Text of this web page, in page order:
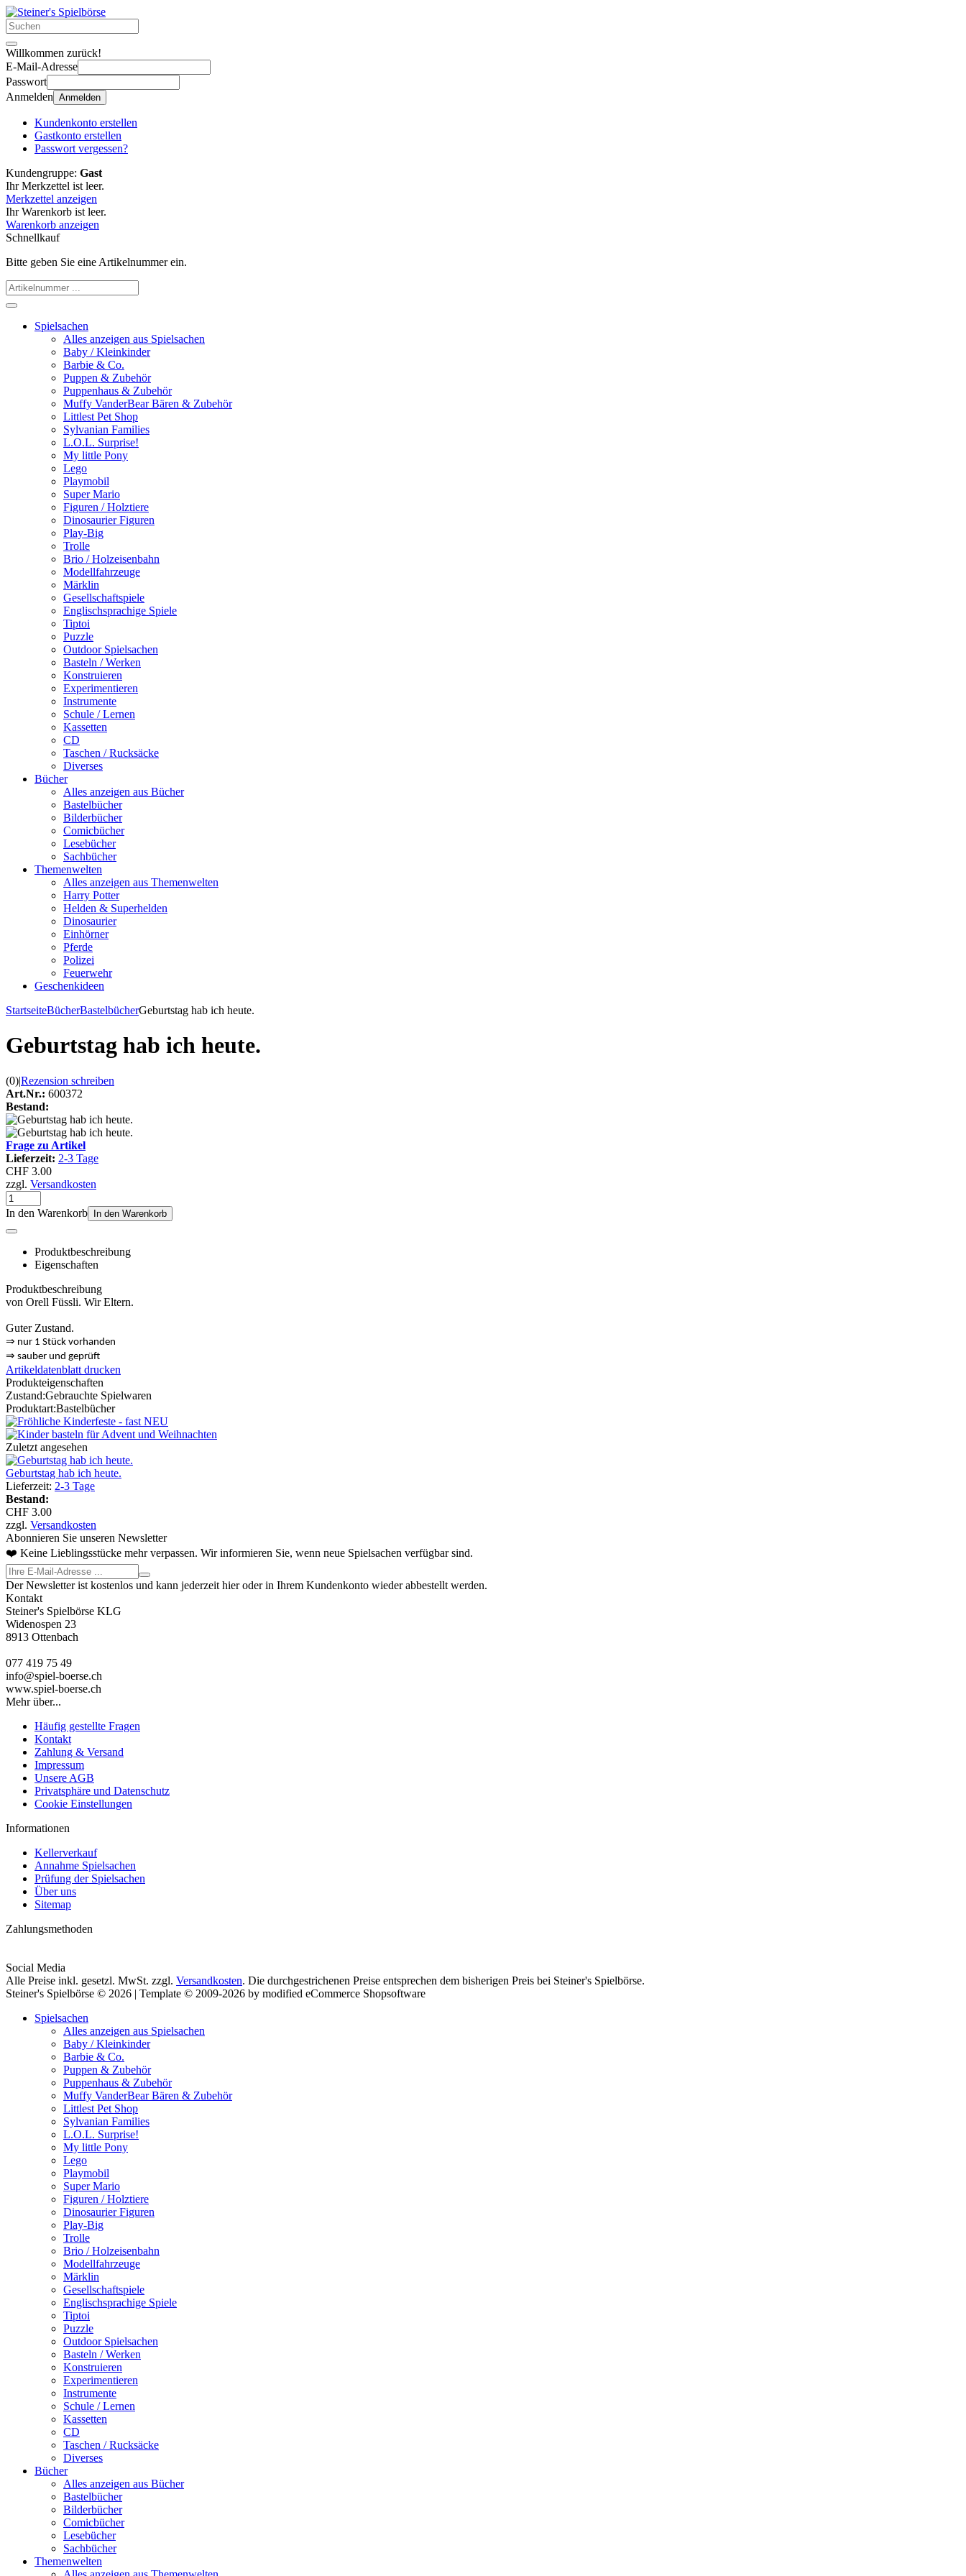
Willkommen zurück!
E-Mail-Adresse
Passwort
Anmelden Anmelden
Kundenkonto erstellen
Gastkonto erstellen
Passwort vergessen?
Kundengruppe: Gast
Ihr Merkzettel ist leer.
Merkzettel anzeigen
Ihr Warenkorb ist leer.
Warenkorb anzeigen
Schnellkauf
Bitte geben Sie eine Artikelnummer ein.
Spielsachen
Alles anzeigen aus Spielsachen
Baby / Kleinkinder
Barbie & Co.
Puppen & Zubehör
Puppenhaus & Zubehör
Muffy VanderBear Bären & Zubehör
Littlest Pet Shop
Sylvanian Families
L.O.L. Surprise!
My little Pony
Lego
Playmobil
Super Mario
Figuren / Holztiere
Dinosaurier Figuren
Play-Big
Trolle
Brio / Holzeisenbahn
Modellfahrzeuge
Märklin
Gesellschaftspiele
Englischsprachige Spiele
Tiptoi
Puzzle
Outdoor Spielsachen
Basteln / Werken
Konstruieren
Experimentieren
Instrumente
Schule / Lernen
Kassetten
CD
Taschen / Rucksäcke
Diverses
Bücher
Alles anzeigen aus Bücher
Bastelbücher
Bilderbücher
Comicbücher
Lesebücher
Sachbücher
Themenwelten
Alles anzeigen aus Themenwelten
Harry Potter
Helden & Superhelden
Dinosaurier
Einhörner
Pferde
Polizei
Feuerwehr
Geschenkideen
StartseiteBücherBastelbücherGeburtstag hab ich heute.
Geburtstag hab ich heute.
(0)|Rezension schreiben
Art.Nr.: 600372
Bestand:
Frage zu Artikel
Lieferzeit: 2-3 Tage
CHF 3.00
zzgl. Versandkosten
In den Warenkorb In den Warenkorb
Produktbeschreibung
Eigenschaften
Produktbeschreibung
von Orell Füssli. Wir Eltern.
Guter Zustand.
⇒ nur 1 Stück vorhanden
⇒ sauber und geprüft
Artikeldatenblatt drucken
Produkteigenschaften
Zustand:Gebrauchte Spielwaren
Produktart:Bastelbücher
Zuletzt angesehen
Geburtstag hab ich heute.
Lieferzeit: 2-3 Tage
Bestand:
CHF 3.00
zzgl. Versandkosten
Abonnieren Sie unseren Newsletter
❤️ Keine Lieblingsstücke mehr verpassen. Wir informieren Sie, wenn neue Spielsachen verfügbar sind.
Der Newsletter ist kostenlos und kann jederzeit hier oder in Ihrem Kundenkonto wieder abbestellt werden.
Kontakt
Steiner's Spielbörse KLG
Widenospen 23
8913 Ottenbach
077 419 75 49
info@spiel-boerse.ch
www.spiel-boerse.ch
Mehr über...
Häufig gestellte Fragen
Kontakt
Zahlung & Versand
Impressum
Unsere AGB
Privatsphäre und Datenschutz
Cookie Einstellungen
Informationen
Kellerverkauf
Annahme Spielsachen
Prüfung der Spielsachen
Über uns
Sitemap
Zahlungsmethoden
Social Media
Alle Preise inkl. gesetzl. MwSt. zzgl. Versandkosten. Die durchgestrichenen Preise entsprechen dem bisherigen Preis bei Steiner's Spielbörse.
Steiner's Spielbörse © 2026 | Template © 2009-2026 by modified eCommerce Shopsoftware
Spielsachen
Alles anzeigen aus Spielsachen
Baby / Kleinkinder
Barbie & Co.
Puppen & Zubehör
Puppenhaus & Zubehör
Muffy VanderBear Bären & Zubehör
Littlest Pet Shop
Sylvanian Families
L.O.L. Surprise!
My little Pony
Lego
Playmobil
Super Mario
Figuren / Holztiere
Dinosaurier Figuren
Play-Big
Trolle
Brio / Holzeisenbahn
Modellfahrzeuge
Märklin
Gesellschaftspiele
Englischsprachige Spiele
Tiptoi
Puzzle
Outdoor Spielsachen
Basteln / Werken
Konstruieren
Experimentieren
Instrumente
Schule / Lernen
Kassetten
CD
Taschen / Rucksäcke
Diverses
Bücher
Alles anzeigen aus Bücher
Bastelbücher
Bilderbücher
Comicbücher
Lesebücher
Sachbücher
Themenwelten